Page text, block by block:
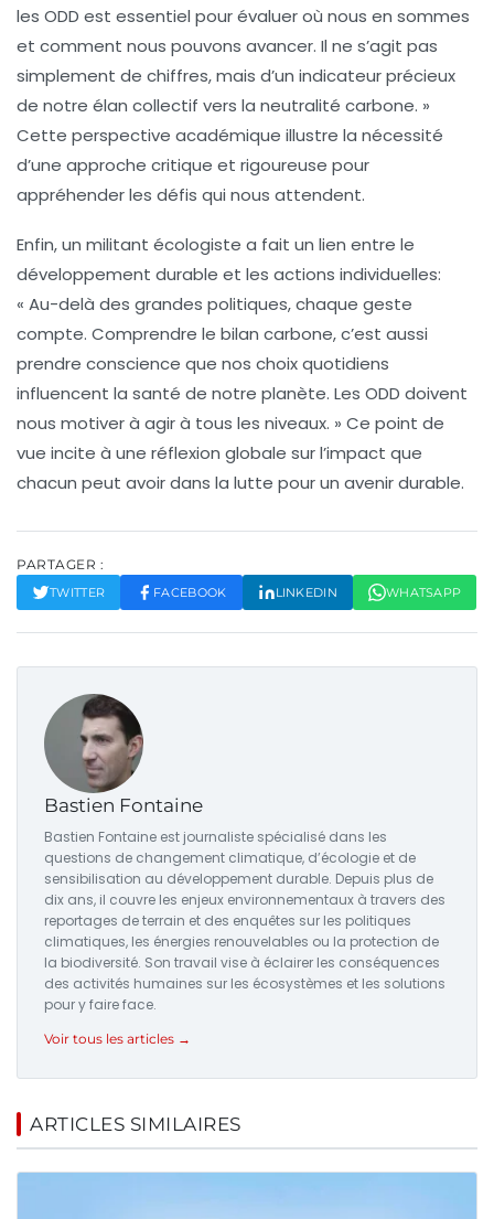
les ODD est essentiel pour évaluer où nous en sommes
et comment nous pouvons avancer. Il ne s’agit pas
simplement de chiffres, mais d’un indicateur précieux
de notre élan collectif vers la neutralité carbone. »
Cette perspective académique illustre la nécessité
d’une approche critique et rigoureuse pour
appréhender les défis qui nous attendent.
Enfin, un militant écologiste a fait un lien entre le
développement durable et les actions individuelles:
« Au-delà des grandes politiques, chaque geste
compte. Comprendre le bilan carbone, c’est aussi
prendre conscience que nos choix quotidiens
influencent la santé de notre planète. Les ODD doivent
nous motiver à agir à tous les niveaux. » Ce point de
vue incite à une réflexion globale sur l’impact que
chacun peut avoir dans la lutte pour un avenir durable.
PARTAGER :
TWITTER FACEBOOK LINKEDIN WHATSAPP
Bastien Fontaine
Bastien Fontaine est journaliste spécialisé dans les
questions de changement climatique, d’écologie et de
sensibilisation au développement durable. Depuis plus de
dix ans, il couvre les enjeux environnementaux à travers des
reportages de terrain et des enquêtes sur les politiques
climatiques, les énergies renouvelables ou la protection de
la biodiversité. Son travail vise à éclairer les conséquences
des activités humaines sur les écosystèmes et les solutions
pour y faire face.
Voir tous les articles →
ARTICLES SIMILAIRES